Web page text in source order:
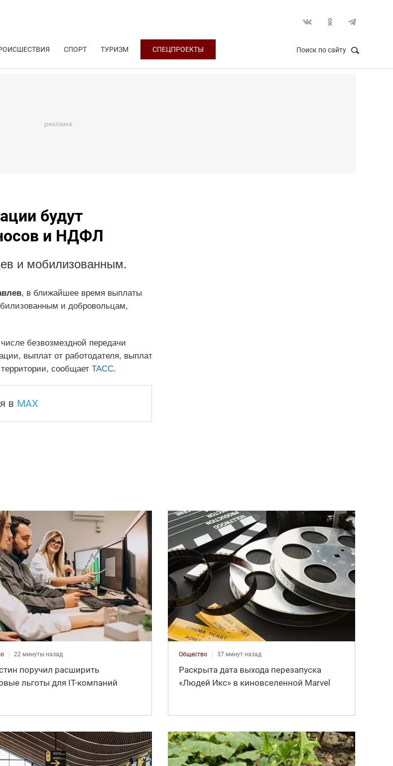
СПОРТ ТУРИЗМ СПЕЦПРОЕКТЫ Поиск по сайту
будут
и НДФЛ
и мобилизованным.
, в ближайшее время выплаты
и добровольцам,
безвозмездной передачи
выплат от работодателя, выплат
сообщает ТАСС.
в MAX
22 минуты назад
поручил расширить
льготы для IT-компаний
Общество 37 минут назад
Раскрыта дата выхода перезапуска
«Людей Икс» в киновселенной Marvel